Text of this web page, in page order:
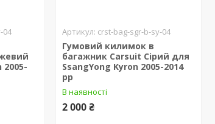
04
2005-
crst-bag-sgr-b-sy-04
Гумовий килимок в
багажник Carsuit Сірий для
SsangYong Kyron 2005-2014
рр
В наявності
2 000 ₴